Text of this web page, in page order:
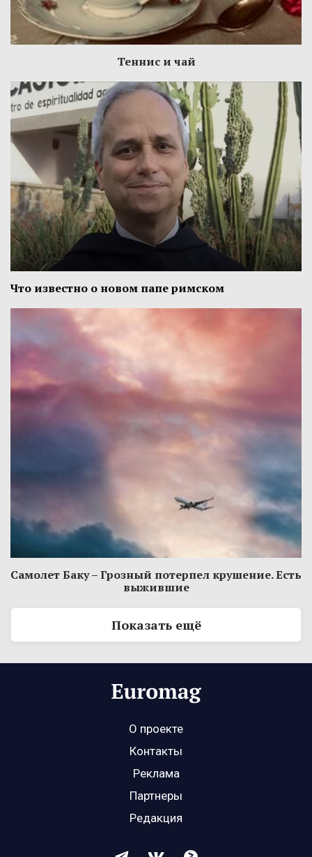
Теннис и чай
Что известно о новом папе римском
Самолет Баку – Грозный потерпел крушение. Есть
выжившие
Показать ещё
О проекте
Контакты
Реклама
Партнеры
Редакция